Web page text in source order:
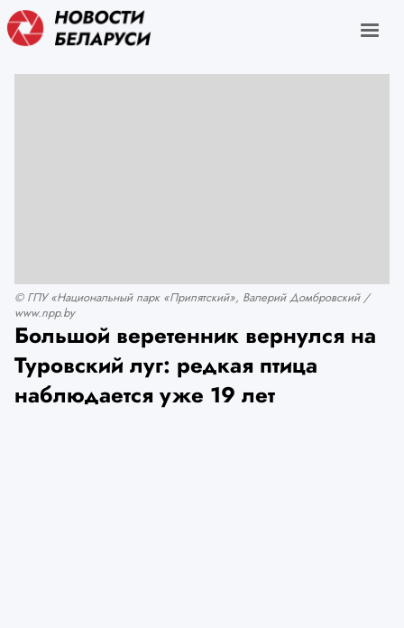
© ГПУ «Национальный парк «Припятский», Валерий Домбровский /
www.npp.by
Большой веретенник вернулся на
Туровский луг: редкая птица
наблюдается уже 19 лет